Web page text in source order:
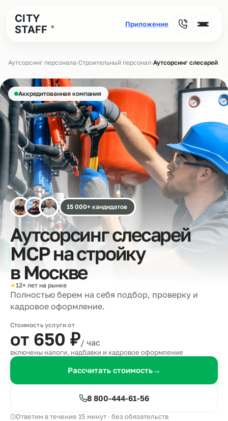
CITY
STAFF
®
Аутсорсинг персонала›Строительный персонал›Аутсорсинг слесарей
Аккредитованная компания
15 000+ кандидатов
Аутсорсинг слесарей
МСР на стройку
в Москве
★12+ лет на рынке
Полностью берем на себя подбор, проверку и
кадровое оформление.
Стоимость услуги от
от 650 ₽/ час
включены налоги, надбавки и кадровое оформление
Рассчитать стоимость→
8 800-444-61-56
Ответим в течение 15 минут · без обязательств